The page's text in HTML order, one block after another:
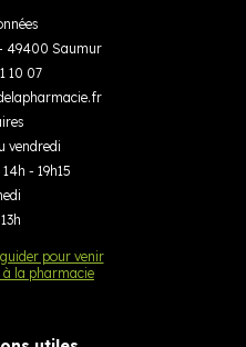
49400 Saumur
10 07
vendredi
- 19h15
pour venir
la pharmacie